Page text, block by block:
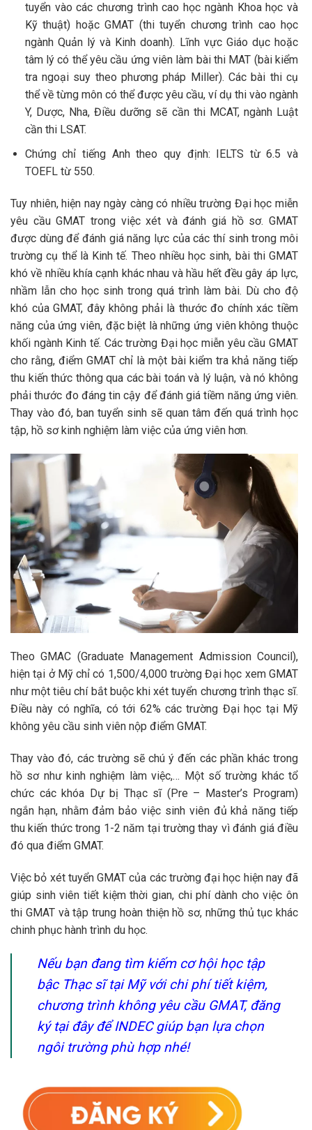
tuyển vào các chương trình cao học ngành Khoa học và
Kỹ thuật) hoặc GMAT (thi tuyển chương trình cao học
ngành Quản lý và Kinh doanh). Lĩnh vực Giáo dục hoặc
tâm lý có thể yêu cầu ứng viên làm bài thi MAT (bài kiểm
tra ngoại suy theo phương pháp Miller). Các bài thi cụ
thể về từng môn có thể được yêu cầu, ví dụ thi vào ngành
Y, Dược, Nha, Điều dưỡng sẽ cần thi MCAT, ngành Luật
cần thi LSAT.
Chứng chỉ tiếng Anh theo quy định: IELTS từ 6.5 và
TOEFL từ 550.
Tuy nhiên, hiện nay ngày càng có nhiều trường Đại học miễn
yêu cầu GMAT trong việc xét và đánh giá hồ sơ. GMAT
được dùng để đánh giá năng lực của các thí sinh trong môi
trường cụ thể là Kinh tế. Theo nhiều học sinh, bài thi GMAT
khó về nhiều khía cạnh khác nhau và hầu hết đều gây áp lực,
nhầm lẫn cho học sinh trong quá trình làm bài. Dù cho độ
khó của GMAT, đây không phải là thước đo chính xác tiềm
năng của ứng viên, đặc biệt là những ứng viên không thuộc
khối ngành Kinh tế. Các trường Đại học miễn yêu cầu GMAT
cho rằng, điểm GMAT chỉ là một bài kiểm tra khả năng tiếp
thu kiến thức thông qua các bài toán và lý luận, và nó không
phải thước đo đáng tin cậy để đánh giá tiềm năng ứng viên.
Thay vào đó, ban tuyển sinh sẽ quan tâm đến quá trình học
tập, hồ sơ kinh nghiệm làm việc của ứng viên hơn.
Theo GMAC (Graduate Management Admission Council),
hiện tại ở Mỹ chỉ có 1,500/4,000 trường Đại học xem GMAT
như một tiêu chí bắt buộc khi xét tuyển chương trình thạc sĩ.
Điều này có nghĩa, có tới 62% các trường Đại học tại Mỹ
không yêu cầu sinh viên nộp điểm GMAT.
Thay vào đó, các trường sẽ chú ý đến các phần khác trong
hồ sơ như kinh nghiệm làm việc,… Một số trường khác tổ
chức các khóa Dự bị Thạc sĩ (Pre – Master’s Program)
ngắn hạn, nhằm đảm bảo việc sinh viên đủ khả năng tiếp
thu kiến thức trong 1-2 năm tại trường thay vì đánh giá điều
đó qua điểm GMAT.
Việc bỏ xét tuyển GMAT của các trường đại học hiện nay đã
giúp sinh viên tiết kiệm thời gian, chi phí dành cho việc ôn
thi GMAT và tập trung hoàn thiện hồ sơ, những thủ tục khác
chinh phục hành trình du học.
Nếu bạn đang tìm kiếm cơ hội học tập
bậc Thạc sĩ tại Mỹ với chi phí tiết kiệm,
chương trình không yêu cầu GMAT, đăng
ký tại đây để INDEC giúp bạn lựa chọn
ngôi trường phù hợp nhé!